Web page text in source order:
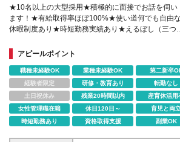
★10名以上の大型採用★積極的に面接でお話を伺い
ます！★有給取得率ほぼ100%★使い道何でも自由な
休暇制度あり★時短勤務実績あり★えるぼし（三つ
アピールポイント
職種未経験OK 業種未経験OK 第二新卒
経験者限定
研修・教育あり 転勤なし
土日祝休み
残業20時間以内 産育休活用
女性管理職在籍
休日120日～ 育児と両
時短勤務あり
資格取得支援 副業OK